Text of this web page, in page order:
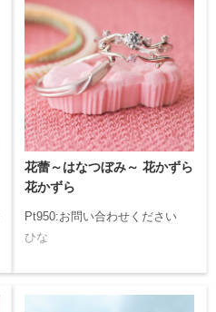
花蕾～はなつぼみ～ 花かずら
花かずら
Pt950:お問い合わせください
ひな